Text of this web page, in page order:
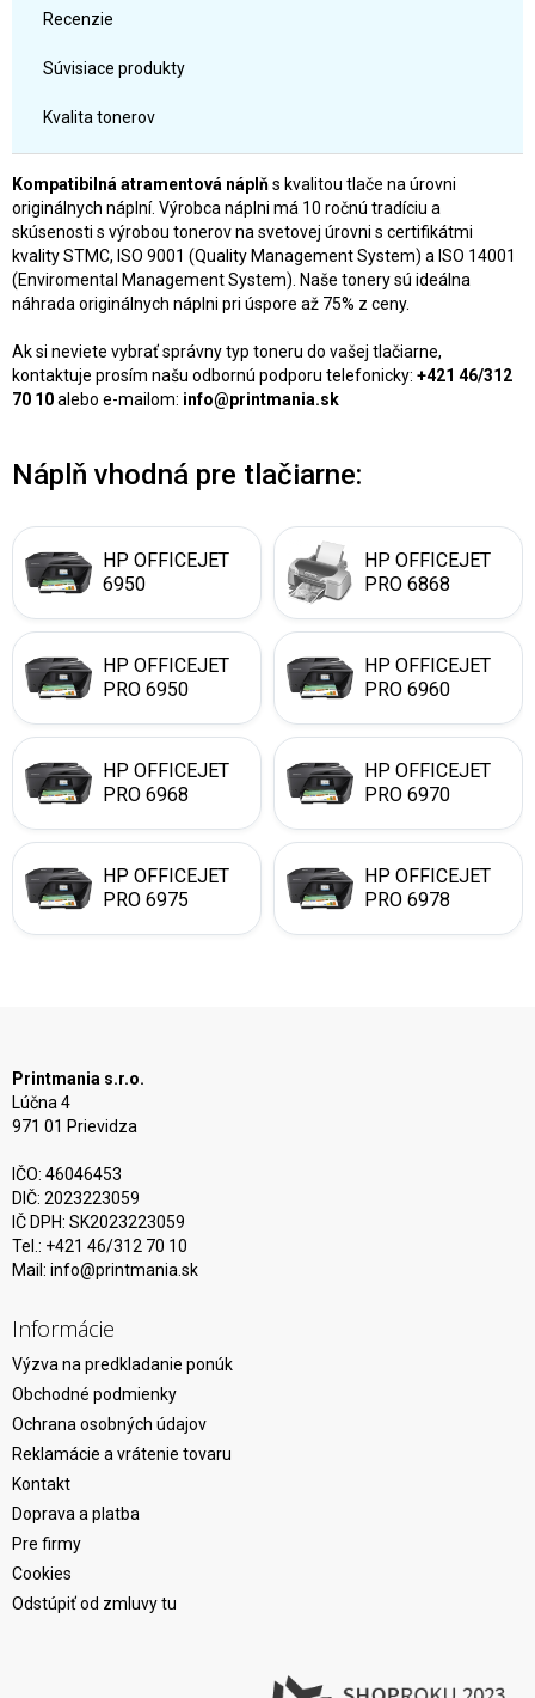
Recenzie
Súvisiace produkty
Kvalita tonerov
Kompatibilná atramentová náplňs kvalitou tlače na úrovni
originálnych náplní. Výrobca náplni má 10 ročnú tradíciu a
skúsenosti s výrobou tonerov na svetovej úrovni s certifikátmi
kvality STMC, ISO 9001 (Quality Management System) a ISO 14001
(Enviromental Management System). Naše tonery sú ideálna
náhrada originálnych náplni pri úspore až 75% z ceny.
Ak si neviete vybrať správny typ toneru do vašej tlačiarne,
kontaktuje prosím našu odbornú podporu telefonicky: +421 46/312
70 10alebo e-mailom: info@printmania.sk
Náplň vhodná pre tlačiarne:
HP OFFICEJET
6950
HP OFFICEJET
PRO 6868
HP OFFICEJET
PRO 6950
HP OFFICEJET
PRO 6960
HP OFFICEJET
PRO 6968
HP OFFICEJET
PRO 6970
HP OFFICEJET
PRO 6975
HP OFFICEJET
PRO 6978
Printmania s.r.o.
Lúčna 4
971 01 Prievidza
IČO: 46046453
DIČ: 2023223059
IČ DPH: SK2023223059
Tel.: +421 46/312 70 10
Mail: info@printmania.sk
Informácie
Výzva na predkladanie ponúk
Obchodné podmienky
Ochrana osobných údajov
Reklamácie a vrátenie tovaru
Kontakt
Doprava a platba
Pre firmy
Cookies
Odstúpiť od zmluvy tu